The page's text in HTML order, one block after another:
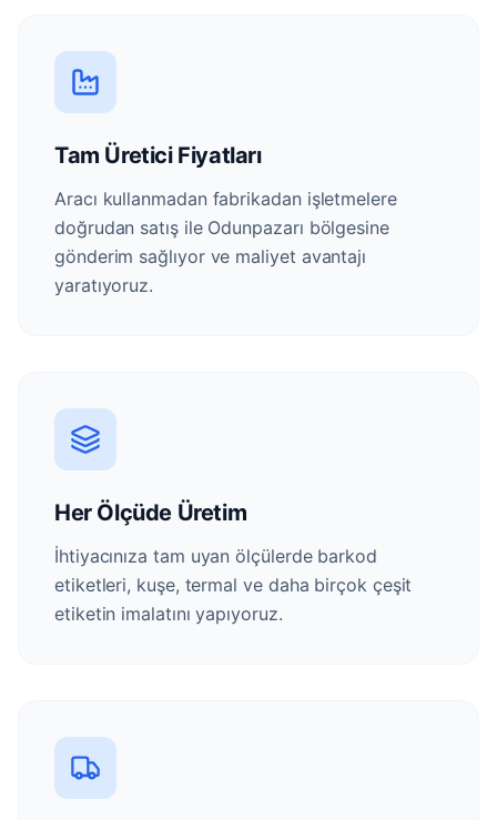
Tam Üretici Fiyatları
Aracı kullanmadan fabrikadan işletmelere
doğrudan satış ile Odunpazarı bölgesine
gönderim sağlıyor ve maliyet avantajı
yaratıyoruz.
Her Ölçüde Üretim
İhtiyacınıza tam uyan ölçülerde barkod
etiketleri, kuşe, termal ve daha birçok çeşit
etiketin imalatını yapıyoruz.